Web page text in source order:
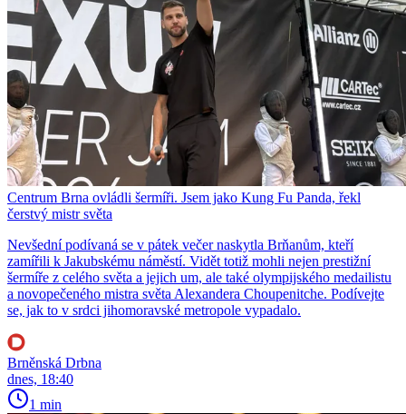
Centrum Brna ovládli šermíři. Jsem jako Kung Fu Panda, řekl
čerstvý mistr světa
Nevšední podívaná se v pátek večer naskytla Brňanům, kteří
zamířili k Jakubskému náměstí. Vidět totiž mohli nejen prestižní
šermíře z celého světa a jejich um, ale také olympijského medailistu
a novopečeného mistra světa Alexandera Choupenitche. Podívejte
se, jak to v srdci jihomoravské metropole vypadalo.
Brněnská Drbna
dnes, 18:40
1 min